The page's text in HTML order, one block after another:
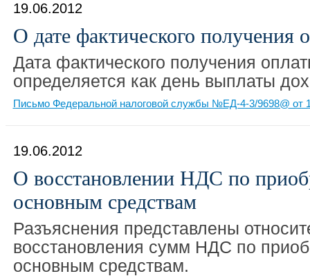
19.06.2012
О дате фактического получения
Дата фактического получения
определяется как день выплаты
Письмо Федеральной налоговой службы №ЕД-4-3/9698@ от
19.06.2012
О восстановлении НДС по
основным средствам
Разъяснения представлены
восстановления сумм НДС по
основным средствам.